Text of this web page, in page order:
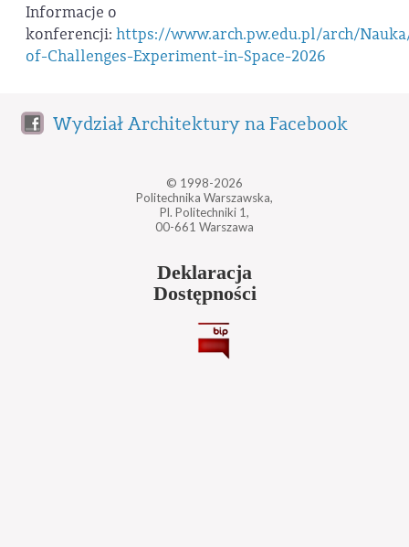
Informacje o
konferencji: https://www.arch.pw.edu.pl/arch/
of-Challenges-Experiment-in-Space-2026
Wydział Architektury na Facebook
© 1998-2026
Politechnika Warszawska,
Pl. Politechniki 1,
00-661 Warszawa
Deklaracja
Dostępności